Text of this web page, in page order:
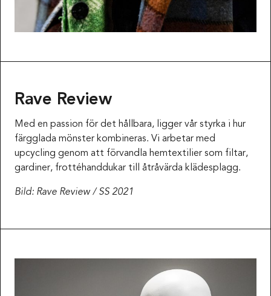
Rave Review
Med en passion för det hållbara, ligger vår styrka i hur
färgglada mönster kombineras. Vi arbetar med
upcycling genom att förvandla hemtextilier som filtar,
gardiner, frottéhanddukar till åtråvärda klädesplagg.
Bild: Rave Review / SS 2021